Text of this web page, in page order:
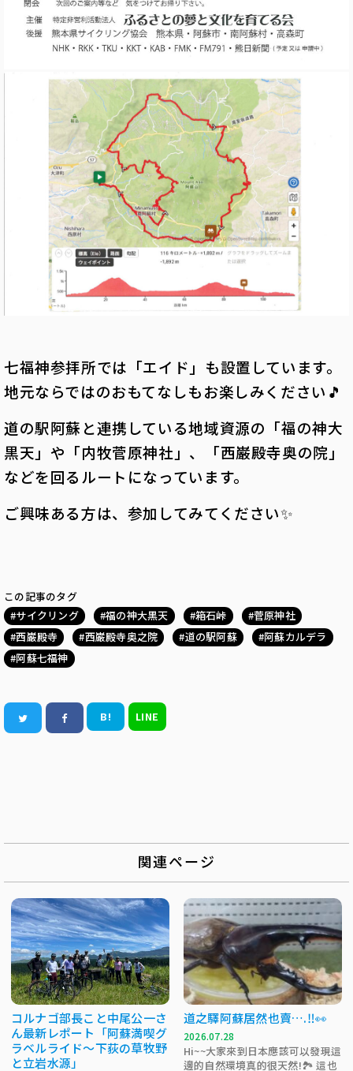
七福神参拝所では「エイド」も設置しています。
地元ならではのおもてなしもお楽しみください🎵
道の駅阿蘇と連携している地域資源の「福の神大
黒天」や「内牧菅原神社」、「西巌殿寺奥の院」
などを回るルートになっています。
ご興味ある方は、参加してみてください✨
この記事のタグ
サイクリング
福の神大黒天 箱石峠
菅原神社
西巌殿寺
西巌殿寺奥之院 道の駅阿蘇
阿蘇カルデラ
阿蘇七福神
B! LINE
関連ページ
コルナゴ部長こと中尾公一さ
ん最新レポート「阿蘇満喫グ
ラベルライド～下荻の草牧野
と立岩水源」
道之驛阿蘇居然也賣….‼️👀
2026.07.28
Hi~~大家來到日本應該可以發現這
邊的自然環境真的很天然!🏞 這也